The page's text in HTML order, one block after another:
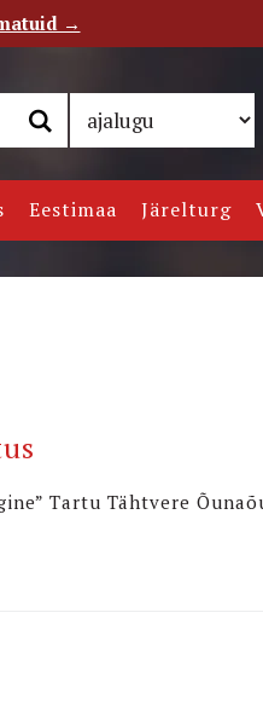
Eestimaa Järelturg
Tartu Tähtvere
→